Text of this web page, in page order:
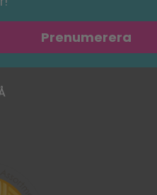
Prenumerera